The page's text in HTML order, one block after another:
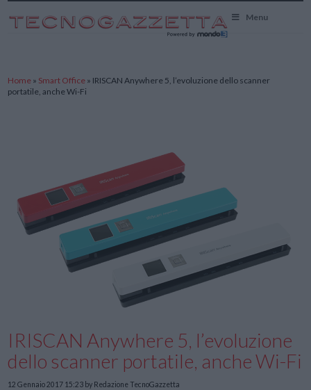
Menu
Home » Smart Office » IRISCAN Anywhere 5, l’evoluzione dello scanner
portatile, anche Wi-Fi
IRISCAN Anywhere 5, l’evoluzione
dello scanner portatile, anche Wi-Fi
12 Gennaio 2017 15:23 by Redazione TecnoGazzetta